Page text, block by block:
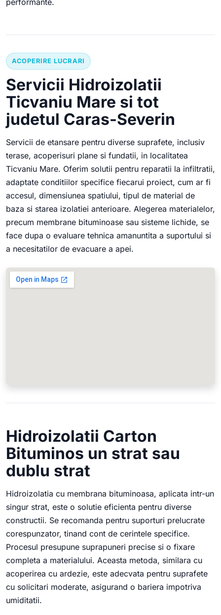
ACOPERIRE LUCRARI
Servicii Hidroizolatii
Ticvaniu Mare si tot
judetul Caras-Severin
Servicii de etansare pentru diverse suprafete, inclusiv
terase, acoperisuri plane si fundatii, in localitatea
Ticvaniu Mare. Oferim solutii pentru reparatii la infiltratii,
adaptate conditiilor specifice fiecarui proiect, cum ar fi
accesul, dimensiunea spatiului, tipul de material de
baza si starea izolatiei anterioare. Alegerea materialelor,
precum membrane bituminoase sau sisteme lichide, se
face dupa o evaluare tehnica amanuntita a suportului si
a necesitatilor de evacuare a apei.
Hidroizolatii Carton
Bituminos un strat sau
dublu strat
Hidroizolatia cu membrana bituminoasa, aplicata intr-un
singur strat, este o solutie eficienta pentru diverse
constructii. Se recomanda pentru suporturi prelucrate
corespunzator, tinand cont de cerintele specifice.
Procesul presupune suprapuneri precise si o fixare
completa a materialului. Aceasta metoda, similara cu
acoperirea cu ardezie, este adecvata pentru suprafete
cu solicitari moderate, asigurand o bariera impotriva
umiditatii.